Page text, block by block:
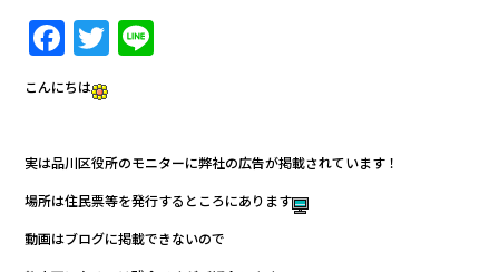
F
a
c
e
b
o
o
T
er
こんにちは
実は品川区役所のモニターに弊社の広告が掲載されています！
場所は住民票等を発行するところにあります
動画はブログに掲載できないので